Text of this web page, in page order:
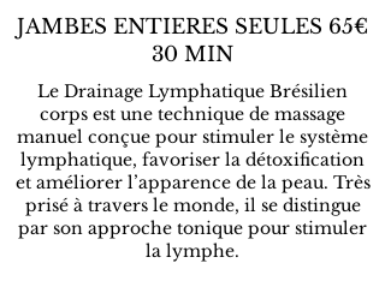
JAMBES ENTIERES SEULES 65€
30 MIN
Le Drainage Lymphatique Brésilien
corps est une technique de massage
manuel conçue pour stimuler le système
lymphatique, favoriser la détoxification
et améliorer l’apparence de la peau. Très
prisé à travers le monde, il se distingue
par son approche tonique pour stimuler
la lymphe.